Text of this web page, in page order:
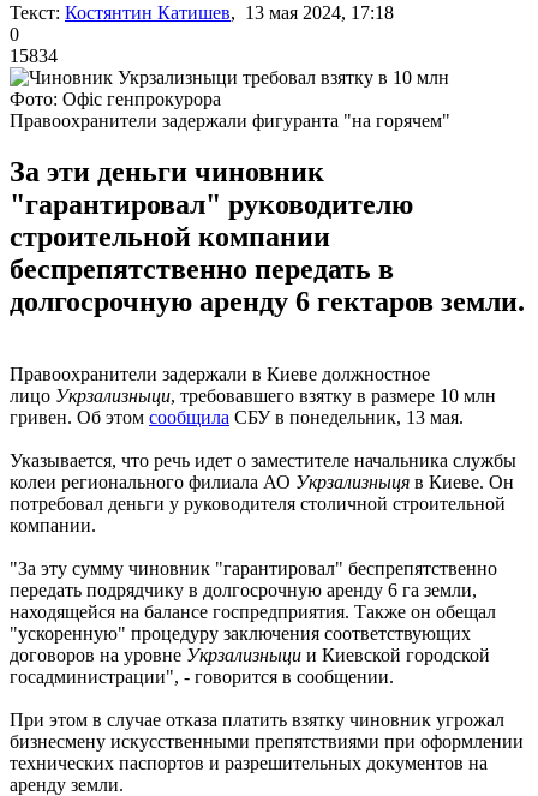
Текст: Костянтин Катишев, 13 мая 2024, 17:18
0
15834
Фото: Офіс генпрокурора
Правоохранители задержали фигуранта "на горячем"
За эти деньги чиновник
"гарантировал" руководителю
строительной компании
беспрепятственно передать в
долгосрочную аренду 6 гектаров земли.
Правоохранители задержали в Киеве должностное
лицо Укрзализныци, требовавшего взятку в размере 10 млн
гривен. Об этом сообщила СБУ в понедельник, 13 мая.
Указывается, что речь идет о заместителе начальника службы
колеи регионального филиала АО Укрзализныця в Киеве. Он
потребовал деньги у руководителя столичной строительной
компании.
"За эту сумму чиновник "гарантировал" беспрепятственно
передать подрядчику в долгосрочную аренду 6 га земли,
находящейся на балансе госпредприятия. Также он обещал
"ускоренную" процедуру заключения соответствующих
договоров на уровне Укрзализныци и Киевской городской
госадминистрации", - говорится в сообщении.
При этом в случае отказа платить взятку чиновник угрожал
бизнесмену искусственными препятствиями при оформлении
технических паспортов и разрешительных документов на
аренду земли.